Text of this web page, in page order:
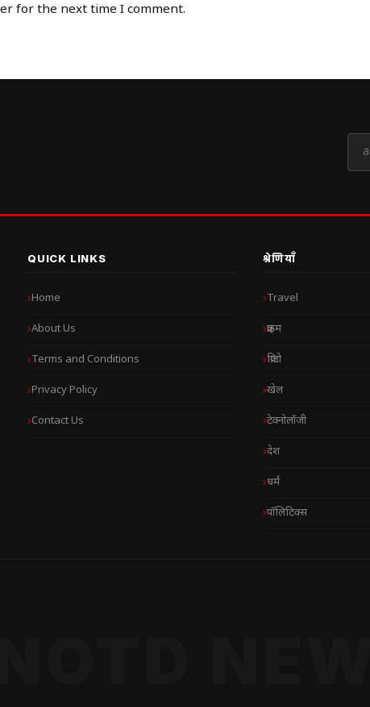
for the next time I comment.
QUICK LINKS
Home
About Us
Terms and Conditions
Privacy Policy
Contact Us
श्रेणियाँ
Travel
क्राइम
क्रिप्टो
खेल
टेक्नोलॉजी
देश
धर्म
पॉलिटिक्स